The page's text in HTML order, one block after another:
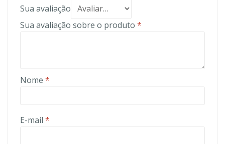
Sua avaliação
Sua avaliação sobre o produto *
Nome *
E-mail *